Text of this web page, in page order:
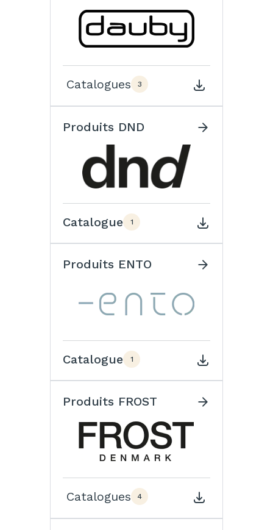
Catalogues 3
Produits DND
Catalogue 1
Produits ENTO
Catalogue 1
Produits FROST
Catalogues 4